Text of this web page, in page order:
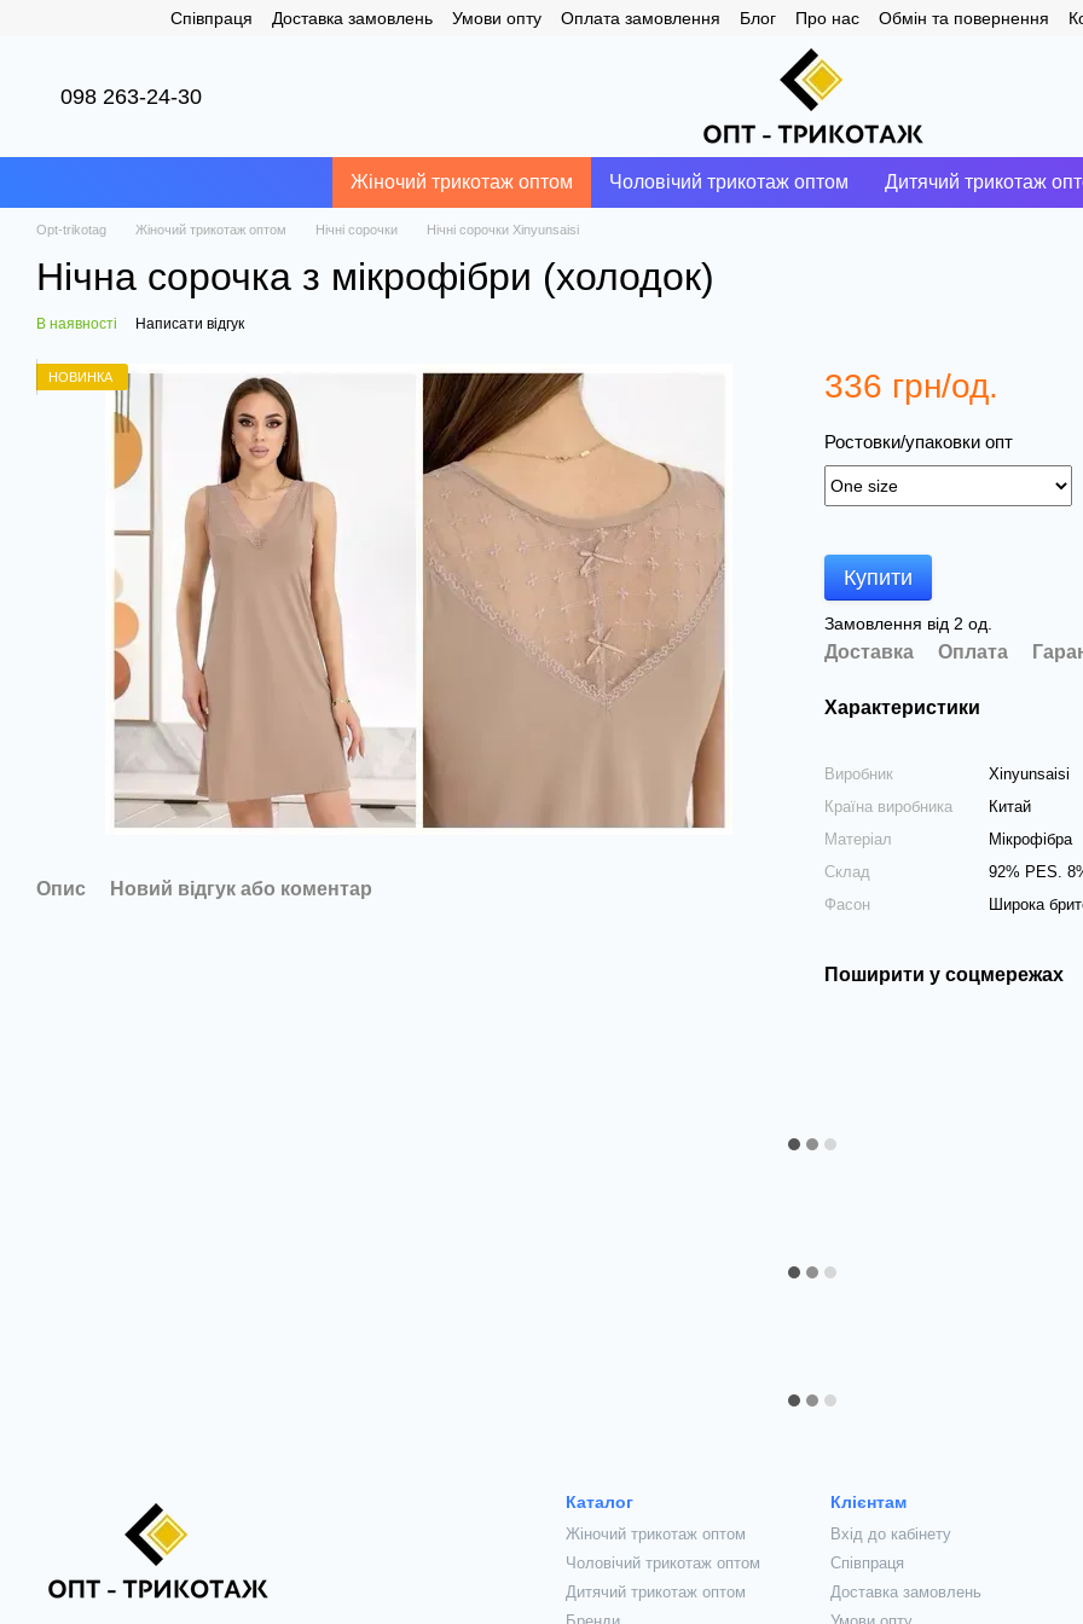
Перейти до основного контенту
Співпраця Доставка замовлень Умови опту Оплата замовлення Блог Про нас Обмін та повернення
098 263-24-30
Жіночий трикотаж оптом Чоловічий трикотаж оптом Дитячий трикотаж
Opt-trikotag Жіночий трикотаж оптом Нічні сорочки Нічні сорочки Xinyunsaisi
Нічна сорочка з мікрофібри (холодок)
В наявності Написати відгук
НОВИНКА
Опис Новий відгук або коментар
336 грн/од.
Ростовки/упаковки опт
Купити
Замовлення від 2 од.
Доставка Оплата
Характеристики
Виробник
Xinyunsaisi
Країна виробника
Китай
Матеріал
Мікрофібра
Склад
92% PES.
Фасон
Широка
Поширити у соцмережах
Каталог
Жіночий трикотаж оптом
Чоловічий трикотаж оптом
Дитячий трикотаж оптом
Клієнтам
Вхід до кабінету
Співпраця
Доставка замовлень